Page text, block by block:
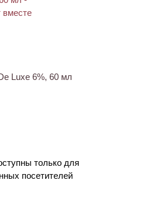
Luxe 6%, 60 мл
только для
посетителей